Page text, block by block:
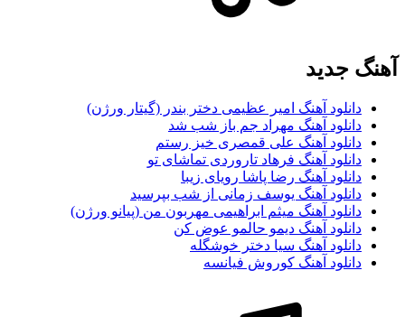
آهنگ جديد
دانلود آهنگ امیر عظیمی دختر بندر (گیتار ورژن)
دانلود آهنگ مهراد جم باز شب شد
دانلود آهنگ علی قمصری خیز رستم
دانلود آهنگ فرهاد تاروردی تماشای تو
دانلود آهنگ رضا پاشا رویای زیبا
دانلود آهنگ یوسف زمانی از شب بپرسید
دانلود آهنگ میثم ابراهیمی مهربون من (پیانو ورژن)
دانلود آهنگ دیمو حالمو عوض کن
دانلود آهنگ سیا دختر خوشگله
دانلود آهنگ کوروش فیانسه